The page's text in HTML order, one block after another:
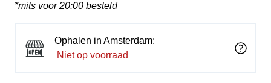
*mits voor 20:00 besteld
Ophalen in Amsterdam:
Niet op voorraad